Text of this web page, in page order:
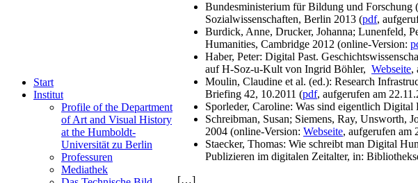
Start
Institut
Profile of the Department
of Art and Visual History
at the Humboldt-
Universität zu Berlin
Professuren
Mediathek
Bundesministerium für Bildung und Forschung
Sozialwissenschaften, Berlin 2013 (pdf,
Burdick, Anne, Drucker, Johanna; Lunenfeld,
Humanities, Cambridge 2012 (online-Version:
Haber, Peter: Digital Past.
auf H-Soz-u-Kult von Ingrid Böhler, Webseite,
Moulin, Claudine et al. (ed.): Research
Briefing 42, 10.2011 (pdf, aufgerufen am
Sporleder, Caroline: Was sind eigentlich
Schreibman, Susan; Siemens, Ray, Unsworth,
2004 (online-Version: Webseite, aufgerufen am
Staecker, Thomas: Wie schreibt man Digital
Publizieren im digitalen Zeitalter, in:
[…]